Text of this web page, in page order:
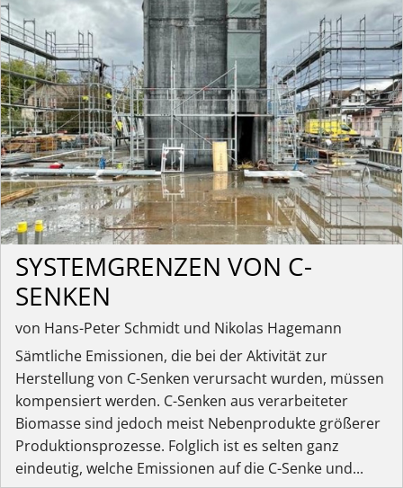
SYSTEMGRENZEN VON C-
SENKEN
von Hans-Peter Schmidt und Nikolas Hagemann
Sämtliche Emissionen, die bei der Aktivität zur
Herstellung von C-Senken verursacht wurden, müssen
kompensiert werden. C-Senken aus verarbeiteter
Biomasse sind jedoch meist Nebenprodukte größerer
Produktionsprozesse. Folglich ist es selten ganz
eindeutig, welche Emissionen auf die C-Senke und...